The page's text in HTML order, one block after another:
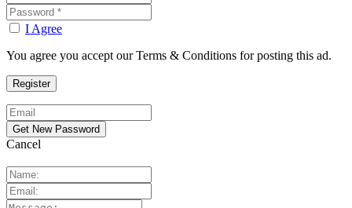
I Agree
You agree you accept our Terms & Conditions for posting this ad.
Cancel